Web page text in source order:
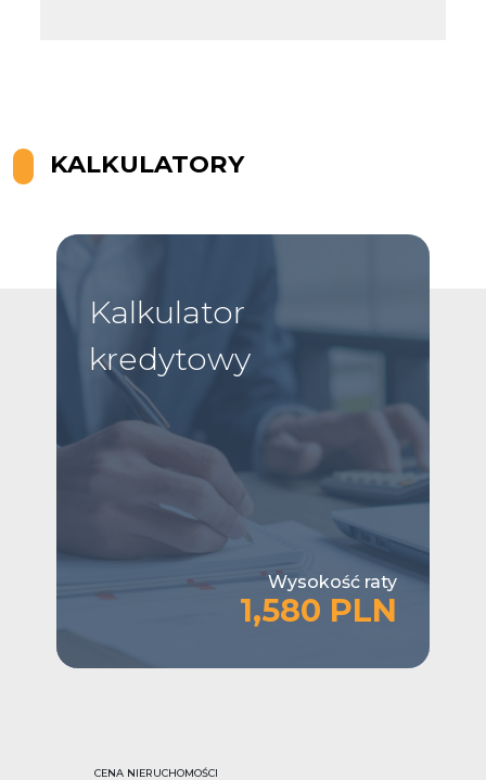
KALKULATORY
Kalkulator
kredytowy
Wysokość raty
1,580 PLN
CENA NIERUCHOMOŚCI